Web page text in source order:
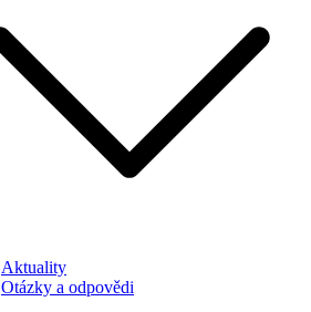
Aktuality
Otázky a odpovědi